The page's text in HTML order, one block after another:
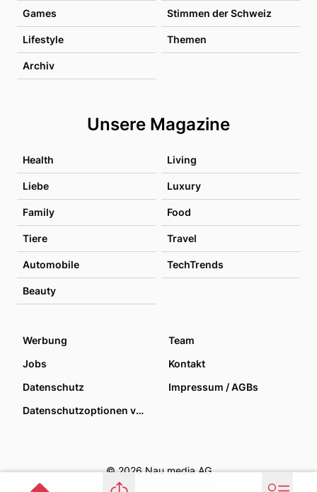
Games Stimmen der Schweiz
Lifestyle Themen
Archiv
Unsere Magazine
Health Living
Liebe Luxury
Family Food
Tiere Travel
Automobile TechTrends
Beauty
Werbung
Team
Jobs
Kontakt
Datenschutz
Impressum / AGBs
Datenschutzoptionen verwalten
© 2026 Nau media AG